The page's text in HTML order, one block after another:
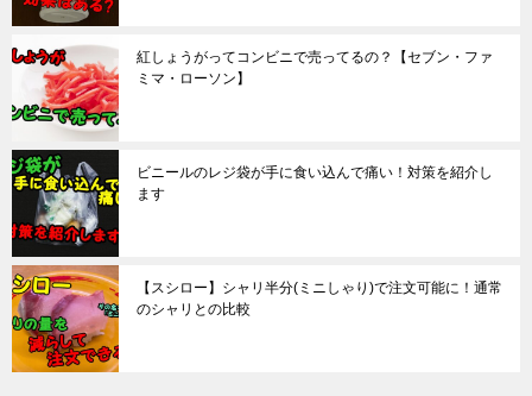
紅しょうがってコンビニで売ってるの？【セブン・ファ
ミマ・ローソン】
ビニールのレジ袋が手に食い込んで痛い！対策を紹介し
ます
【スシロー】シャリ半分(ミニしゃり)で注文可能に！通常
のシャリとの比較